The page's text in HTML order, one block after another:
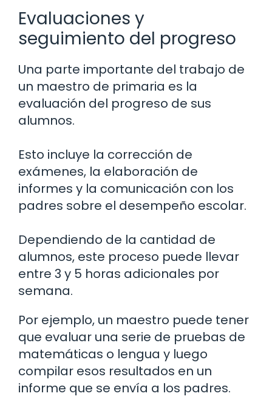
Evaluaciones y
seguimiento del progreso
Una parte importante del trabajo de
un maestro de primaria es la
evaluación del progreso de sus
alumnos.
Esto incluye la corrección de
exámenes, la elaboración de
informes y la comunicación con los
padres sobre el desempeño escolar.
Dependiendo de la cantidad de
alumnos, este proceso puede llevar
entre 3 y 5 horas adicionales por
semana.
Por ejemplo, un maestro puede tener
que evaluar una serie de pruebas de
matemáticas o lengua y luego
compilar esos resultados en un
informe que se envía a los padres.